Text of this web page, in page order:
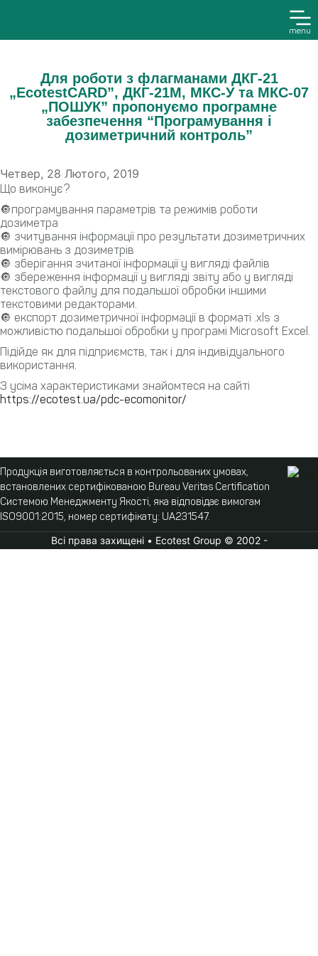
menu
Для роботи з флагманами ДКГ-21
„EcotestCARD”, ДКГ-21М, МКС-У та МКС-07
„ПОШУК” пропонуємо програмне
забезпечення “Програмування і
дозиметричний контроль”
Четвер, 28 Лютого, 2019
Що виконує?
🔘програмування параметрів та режимів роботи
дозиметра
🔘 зчитування інформації про результати дозиметричних
вимірювань з дозиметрів
🔘 зберігання зчитаної інформації у вигляді файлів
🔘 збереження інформації у вигляді звіту або у вигляді
текстового файлу для подальшої обробки іншими
текстовими редакторами.
🔘 експорт дозиметричної інформації в форматі .xls з
можливістю подальшої обробки у програмі Microsoft Excel.
Підійде як для підприємств, так і для індивідуального
використання.
З усіма характеристиками знайомтеся на сайті
https://ecotest.ua/pdc-ecomonitor/
Продукція виготовляється в контрольованих умовах,
встановлених сертифікованою Bureau Veritas Certification
Системою Менеджменту Якості, яка відповідає вимогам
ISO9001:2015, номер сертифікату: UA231547.
Всі права захищені • Ecotest Group © 2002 -